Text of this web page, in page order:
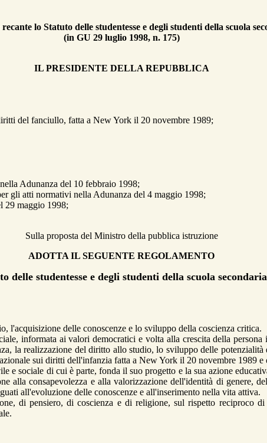
lo Statuto delle studentesse e degli studenti della scuola
(in GU 29 luglio 1998, n. 175)
IL PRESIDENTE DELLA REPUBBLICA
del fanciullo, fatta a New York il 20 novembre 1989;
Adunanza del 10 febbraio 1998;
gli atti normativi nella Adunanza del 4 maggio 1998;
29 maggio 1998;
Sulla proposta del Ministro della pubblica istruzione
ADOTTA IL SEGUENTE REGOLAMENTO
delle studentesse e degli studenti della scuola
l'acquisizione delle conoscenze e lo sviluppo della coscienza critica.
informata ai valori democratici e volta alla crescita della
la realizzazione del diritto allo studio, lo sviluppo delle
sui diritti dell'infanzia fatta a New York il 20 novembre 1989
e sociale di cui è parte, fonda il suo progetto e la sua azione
alla consapevolezza e alla valorizzazione dell'identità di genere,
all'evoluzione delle conoscenze e all'inserimento nella vita attiva.
di pensiero, di coscienza e di religione, sul rispetto reciproco